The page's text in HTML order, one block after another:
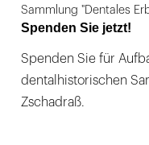
Sammlung "Dentales
Spenden Sie jetzt!
Spenden Sie für
dentalhistorischen
Zschadraß.